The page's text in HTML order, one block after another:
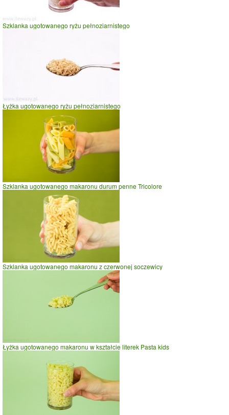
Szklanka ugotowanego ryżu pełnoziarnistego
Łyżka ugotowanego ryżu pełnoziarnistego
Szklanka ugotowanego makaronu durum penne Tricolore
Szklanka ugotowanego makaronu z czerwonej soczewicy
Łyżka ugotowanego makaronu w kształcie literek Pasta kids